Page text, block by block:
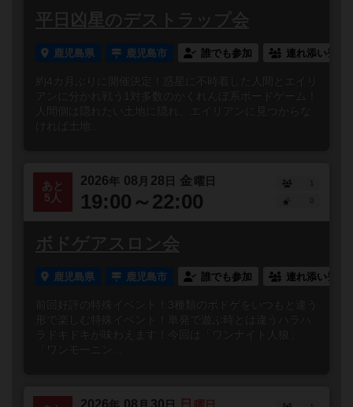
平日凶星のデストラップ会
鹿児島県 鹿児島市 誰でも参加 連れ添い登録
約4カ月ぶりに開催決定！惑星に不時着した人間とエイリ
アンに分かれ戦う1対多数のかくれんぼ系ボードゲーム！
人間側は隠れたい土地に隠れ、エイリアンに見つからな
あと
5人
2026年 08 月 28 日 金曜日
19:00～22:00
1
ボドゲアスロン会
鹿児島県 鹿児島市 誰でも参加 連れ添い登録
前回好評の特殊イベント！3種類のボドゲをいつもと違う
形で楽しむ特殊イベント！単発で遊ぶ時とは違うハラハ
ラドキドキが味わえます！今回は「ワンナイト人狼」
2026年 08 月 30 日 日 曜日